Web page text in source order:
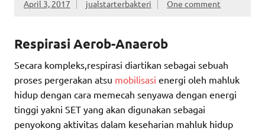
April 3, 2017 jualstarterbakteri One comment
Respirasi Aerob-Anaerob
Secara kompleks,respirasi diartikan sebagai sebuah
proses pergerakan atsu mobilisasi energi oleh mahluk
hidup dengan cara memecah senyawa dengan energi
tinggi yakni SET yang akan digunakan sebagai
penyokong aktivitas dalam keseharian mahluk hidup